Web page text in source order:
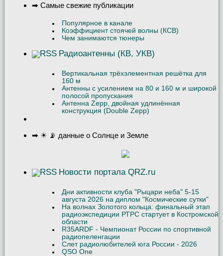
➡ Самые свежие публикации
Популярное в канале
Коэффициент стоячей волны (КСВ)
Чем занимаются тюнеры
Радиоантенны (КВ, УКВ)
Вертикальная трёхэлементная решётка для
160 м
Антенны с усилением на 80 и 160 м и широкой
полосой пропускания
Антенна Zepp, двойная удлинённая
конструкция (Double Zepp)
➡ ☀ 📡 данные о Солнце и Земле
Новости портала QRZ.ru
Дни активности клуба "Рыцари неба" 5-15
августа 2026 на диплом "Космические сутки"
На волнах Золотого кольца: финальный этап
радиоэкспедиции РТРС стартует в Костромской
области
R35ARDF - Чемпионат России по спортивной
радиопеленгации
Слет радиолюбителей юга России - 2026
QSO One